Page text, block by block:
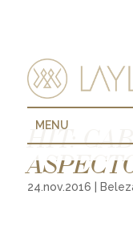
MENU
HIT:
24.nov.2016